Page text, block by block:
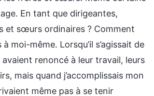
En tant que dirigeantes,
et sœurs ordinaires ? Comment
moi-même. Lorsqu’il s’agissait de
avaient renoncé à leur travail, leurs
mais quand j’accomplissais mon
même pas à se tenir